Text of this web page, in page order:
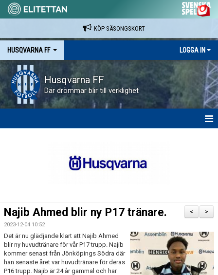
KÖP SÄSONGSKORT
HUSQVARNA FF LOGGA IN
Husqvarna FF
Där drömmar blir till verklighet
FÖRENINGSKALENDER
BILDGALLERI
DOKUMENT
>
<
Najib Ahmed blir ny P17 tränare.
2023-12-04 10:52
Det är nu glädjande klart att Najib Ahmed
blir ny huvudtränare för vår P17 trupp. Najib
kommer senast från Jönköpings Södra där
han senaste året var huvudtränare för deras
P16 trupp. Najib är 24 år gammal och har